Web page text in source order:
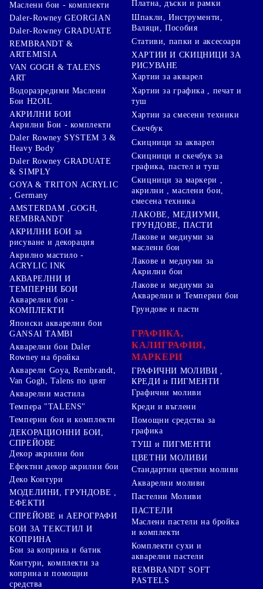
Маслени бои - комплекти
Daler-Rowney GEORGIAN
Daler-Rowney GRADUATE
REMBRANDT &
ARTEMISIA
VAN GOGH & TALENS
ART
Водоразредими Маслени
Бои H2OIL
АКРИЛНИ БОИ
Акрилни Бои - комплекти
Daler Rowney SYSTEM 3 &
Heavy Body
Daler Rowney GRADUATE
& SIMPLY
GOYA & TRITON АCRYLIC
, Germany
AMSTERDAM ,GOGH,
REMBRANDT
АКРИЛНИ БОИ за
рисуване и декорация
Акрилно мастило -
ACRYLIC INK
АКВАРЕЛНИ И
ТЕМПЕРНИ БОИ
Акварелни бои -
КОМПЛЕКТИ
Японски акварелни бои
GANSAI TAMBI
Акварелни бои Daler
Rowney на бройка
Акварели Goya, Rembrandt,
Van Gogh, Talens по цвят
Акварелни мастила
Темпера "TALENS"
Темперни бои и комплекти
ДЕКОРАЦИОННИ БОИ,
СПРЕЙОВЕ
Декор акрилни бои
Ефектни декор акрилни бои
Деко Контури
МОДЕЛИНИ, ГРУНДОВЕ ,
ЕФЕКТИ
СПРЕЙОВЕ и АЕРОГРАФИ
БОИ ЗА ТЕКСТИЛ И
КОПРИНА
Бои за коприна и батик
Контури, комплекти за
коприна и помощни
средства
Платна, дъски и рамки
Шпакли, Инструменти,
Валяци, Пособия
Стативи, папки и аксесоари
ХАРТИИ И СКИЦНИЦИ ЗА
РИСУВАНЕ
Хартии за акварел
Хартии за графика , печат и
туш
Хартии за смесени техники
Скечбук
Скицници за акварел
Скицници и скечбук за
графика, пастел и туш
Скицници за маркери ,
акрилни , маслени бои,
смесена техника
ЛАКОВЕ, МЕДИУМИ,
ГРУНДОВЕ, ПАСТИ
Лакове и медиуми за
маслени бои
Лакове и медиуми за
Акрилни бои
Лакове и медиуми за
Акварелни и Темперни бои
Грундове и пасти
ГРАФИКА,
КАЛИГРАФИЯ,
МАРКЕРИ
ГРАФИЧНИ МОЛИВИ ,
КРЕДИ и ПИГМЕНТИ
Графични моливи
Креди и въглени
Помощни средства за
графика
ТУШ и ПИГМЕНТИ
ЦВЕТНИ МОЛИВИ
Стандартни цветни моливи
Акварелни моливи
Пастелни Моливи
ПАСТЕЛИ
Маслени пастели на бройка
и комплекти
Комплекти сухи и
акварелни пастели
REMBRANDT SOFT
PASTELS